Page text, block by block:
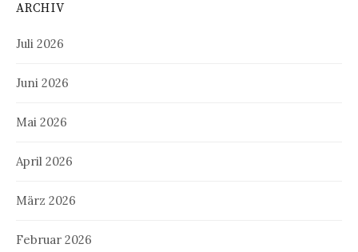
ARCHIV
Juli 2026
Juni 2026
Mai 2026
April 2026
März 2026
Februar 2026